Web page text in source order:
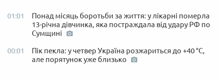
01:01
Понад місяць боротьби за життя: у лікарні померла
13-річна дівчинка, яка постраждала від удару РФ по
Сумщині
00:01
Пік пекла: у четвер Україна розжариться до +40 °C,
але порятунок уже близько